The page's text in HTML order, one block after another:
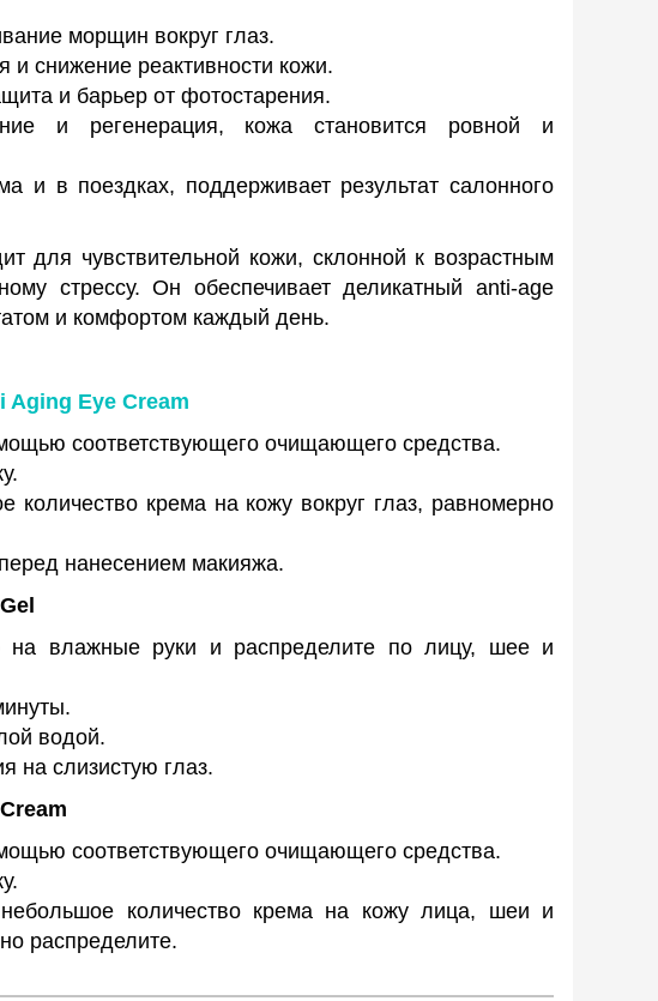
морщин вокруг глаз.
и снижение реактивности кожи.
и барьер от фотостарения.
и регенерация,
кожа становится ровной и
и в поездках, поддерживает результат салонного
для чувствительной кожи, склонной к возрастным
стрессу. Он обеспечивает деликатный anti-age
и комфортом каждый день.
Aging Eye Cream
соответствующего очищающего средства.
количество крема на кожу вокруг глаз, равномерно
нанесением макияжа.
на влажные руки и распределите по лицу, шее и
водой.
на слизистую глаз.
соответствующего очищающего средства.
количество крема на кожу лица, шеи и
распределите.